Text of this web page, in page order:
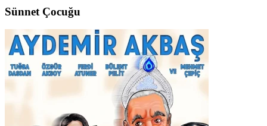
Sünnet Çocuğu